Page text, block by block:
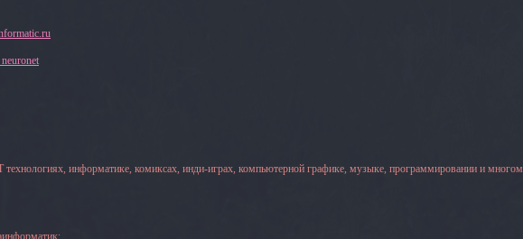
информатике, комиксах, инди-играх, компьютерной графике, музыке, программировании и многом